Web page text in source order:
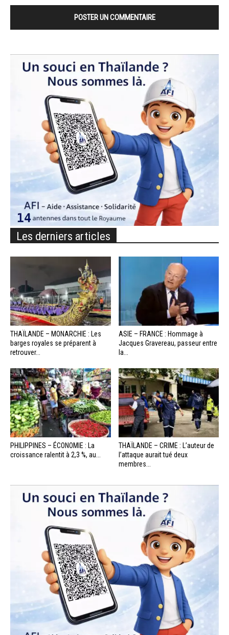
Les derniers articles
THAÏLANDE – MONARCHIE : Les
barges royales se préparent à
retrouver...
ASIE – FRANCE : Hommage à
Jacques Gravereau, passeur entre
la...
PHILIPPINES – ÉCONOMIE : La
croissance ralentit à 2,3 %, au...
THAÏLANDE – CRIME : L’auteur de
l’attaque aurait tué deux
membres...